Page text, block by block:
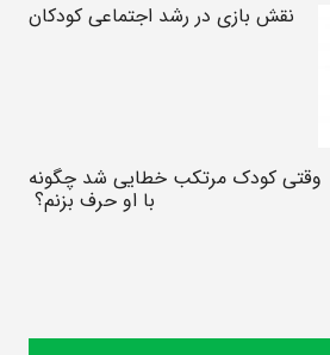
نقش بازی در رشد اجتماعی کودکان
وقتی کودک مرتکب خطایی شد چگونه
با او حرف بزنم؟